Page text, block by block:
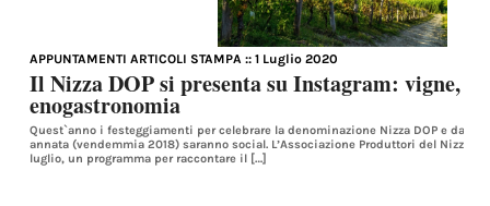
APPUNTAMENTI ARTICOLI STAMPA :: 1 Luglio 2020
Il Nizza DOP si presenta su Instagram: vigne,
enogastronomia
Quest`anno i festeggiamenti per celebrare la denominazione Nizza DOP e dare
annata (vendemmia 2018) saranno social. L’Associazione Produttori del Nizza
luglio, un programma per raccontare il […]